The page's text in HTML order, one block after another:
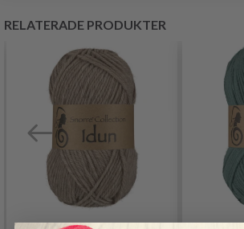
RELATERADE PRODUKTER